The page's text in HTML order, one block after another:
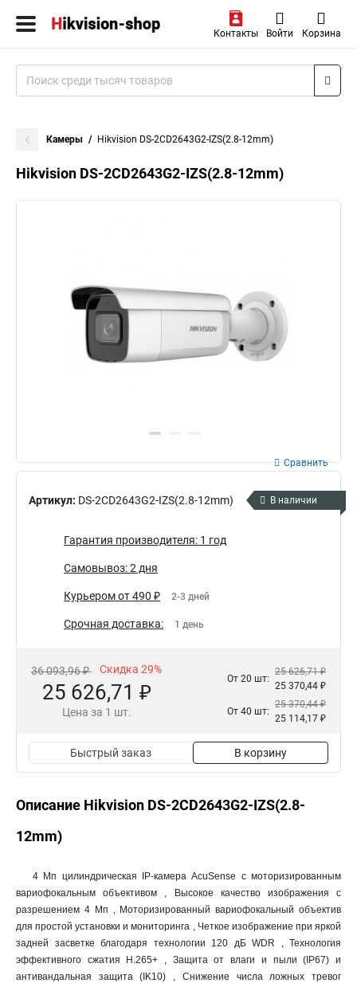
Контакты Войти Корзина
Камеры Hikvision DS-2CD2643G2-IZS(2.8-12mm)
Hikvision DS-2CD2643G2-IZS(2.8-12mm)
Артикул: DS-2CD2643G2-IZS(2.8-12mm)
Сравнить
В наличии
Гарантия производителя: 1 год
Самовывоз: 2 дня
Курьером от 490 ₽ 2-3 дней
Срочная доставка: 1 день
36 093,96 ₽ Скидка 29%
25 626,71 ₽
Цена за 1 шт.
От 20 шт:
25 626,71 ₽
25 370,44 ₽
От 40 шт:
25 370,44 ₽
25 114,17 ₽
Быстрый заказ В корзину
Описание Hikvision DS-2CD2643G2-IZS(2.8-
12mm)
4 Мп цилиндрическая IP-камера AcuSense c моторизированным
вариофокальным объективом , Высокое качество изображения с
разрешением 4 Мп , Моторизированный вариофокальный объектив
для простой установки и мониторинга , Четкое изображение при яркой
задней засветке благодаря технологии 120 дБ WDR , Технология
эффективного сжатия H.265+ , Защита от влаги и пыли (IP67) и
антивандальная защита (IK10) , Снижение числа ложных тревог